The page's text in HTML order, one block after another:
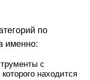
по
именно:
с
находится